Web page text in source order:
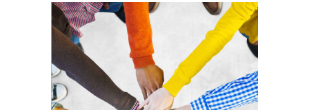
La prévention des conflits
d’intérêts
18 septembre 2023
FEUILLETER